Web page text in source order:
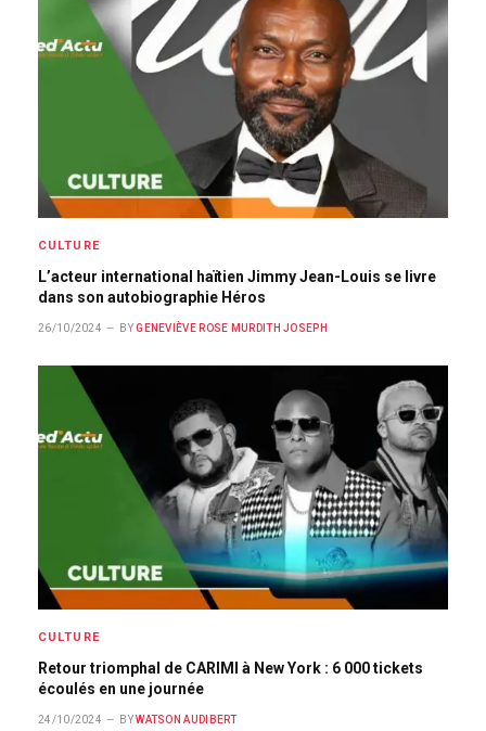
CULTURE
L’acteur international haïtien Jimmy Jean-Louis se livre
dans son autobiographie Héros
26/10/2024 BY GENEVIÈVE ROSE MURDITH JOSEPH
CULTURE
Retour triomphal de CARIMI à New York : 6 000 tickets
écoulés en une journée
24/10/2024 BY WATSON AUDIBERT